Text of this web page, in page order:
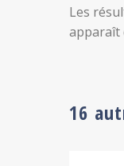
Les
apparaît
16